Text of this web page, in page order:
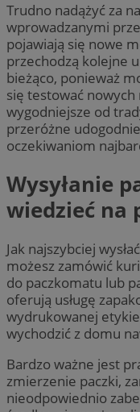
Trudno nadążyć za
wprowadzanymi
pojawiają się nowe
przechodzą kolejne
bieżąco, ponieważ
się testować
wygodniejsze od
przeróżne
oczekiwaniom
Wysyłanie
wiedzieć na
Jak najszybciej
możesz zamówić
do paczkomatu lub
oferują usługę
wydrukowanej
wychodzić z domu
Bardzo ważne jest
zmierzenie paczki,
nieodpowiednio